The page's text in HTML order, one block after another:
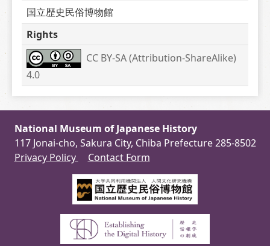
国立歴史民俗博物館
Rights
CC BY-SA (Attribution-ShareAlike)
4.0
National Museum of Japanese History
117 Jonai-cho, Sakura City, Chiba Prefecture 285-8502
Privacy Policy
Contact Form